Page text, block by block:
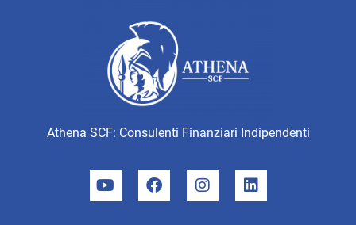
Athena SCF: Consulenti Finanziari Indipendenti